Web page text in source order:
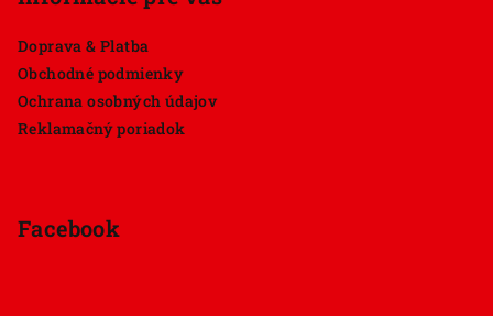
Doprava & Platba
Obchodné podmienky
Ochrana osobných údajov
Reklamačný poriadok
Facebook